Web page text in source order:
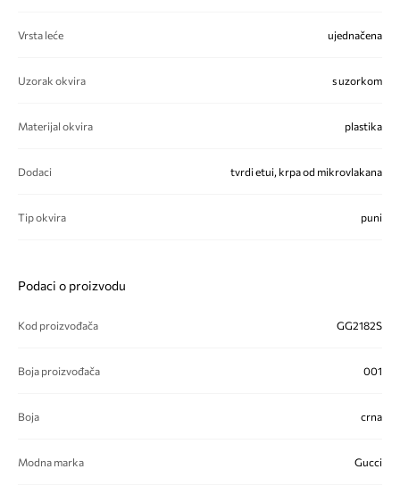
Vrsta leće ujednačena
Uzorak okvira s uzorkom
Materijal okvira plastika
Dodaci tvrdi etui, krpa od mikrovlakana
Tip okvira puni
Podaci o proizvodu
Kod proizvođača GG2182S
Boja proizvođača 001
Boja crna
Modna marka Gucci